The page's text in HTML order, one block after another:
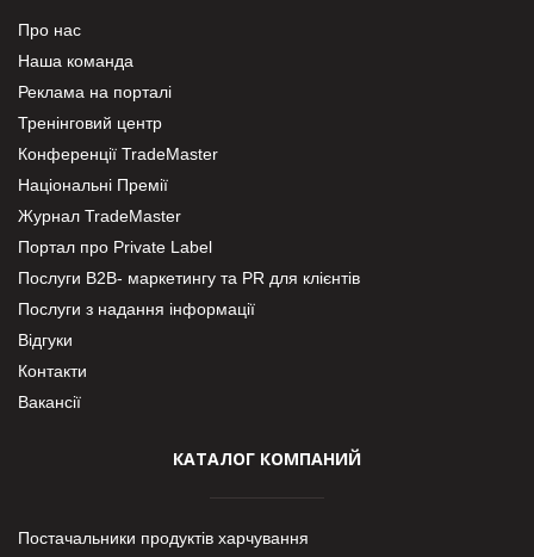
Про нас
Наша команда
Реклама на порталі
Тренінговий центр
Конференції TradeMaster
Національні Премії
Журнал TradeMaster
Портал про Private Label
Послуги В2В- маркетингу та PR для клієнтів
Послуги з надання інформації
Відгуки
Контакти
Вакансії
КАТАЛОГ КОМПАНИЙ
Постачальники продуктів харчування